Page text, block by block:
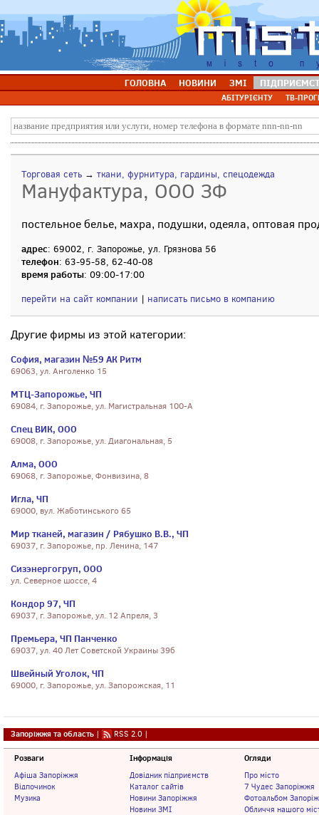
ГОЛОВНА НОВИНИ ЗМІ
АБІТУРІЄНТУ ТВ-
Торговая сеть → ткани, фурнитура, гардины, спецодежда
Мануфактура, ООО ЗФ
постельное белье, махра, подушки, одеяла, оптовая
адрес: 69002, г. Запорожье, ул. Грязнова 56
телефон: 63-95-58, 62-40-08
время работы: 09:00-17:00
перейти на сайт компании | написать письмо в компанию
Другие фирмы из этой категории:
София, магазин №59 АК Ритм
69063, ул. Анголенко 15
МТЦ-Запорожье, ЧП
69084, г. Запорожье, ул. Магистральная 100-А
Спец ВИК, ООО
69008, г. Запорожье, ул. Диагональная, 5
Алма, ООО
69068, г. Запорожье, Фонвизина, 8
Игла, ЧП
69000, вул. Жаботинського 65
Мир тканей, магазин / Рябушко В.В., ЧП
69037, г. Запорожье, пр. Ленина, 147
Сизэнергогруп, ООО
ул. Северное шоссе, 4
Кондор 97, ЧП
69037, г. Запорожье, ул. 12 Апреля, 3
Премьера, ЧП Панченко
69037, ул. 40 Лет Советской Украины 39б
Швейный Уголок, ЧП
69000, г. Запорожье, ул. Запорожская, 11
Запоріжжя та область | RSS 2.0 |
Розваги
Афіша Запоріжжя
Відпочинок
Музика
Інформація
Довідник підприємств
Каталог сайтів
Новини Запоріжжя
Новини ЗМІ
Огляди
Про місто
7 Чудес Запоріжжя
Фотоальбом
Обличчя нашого